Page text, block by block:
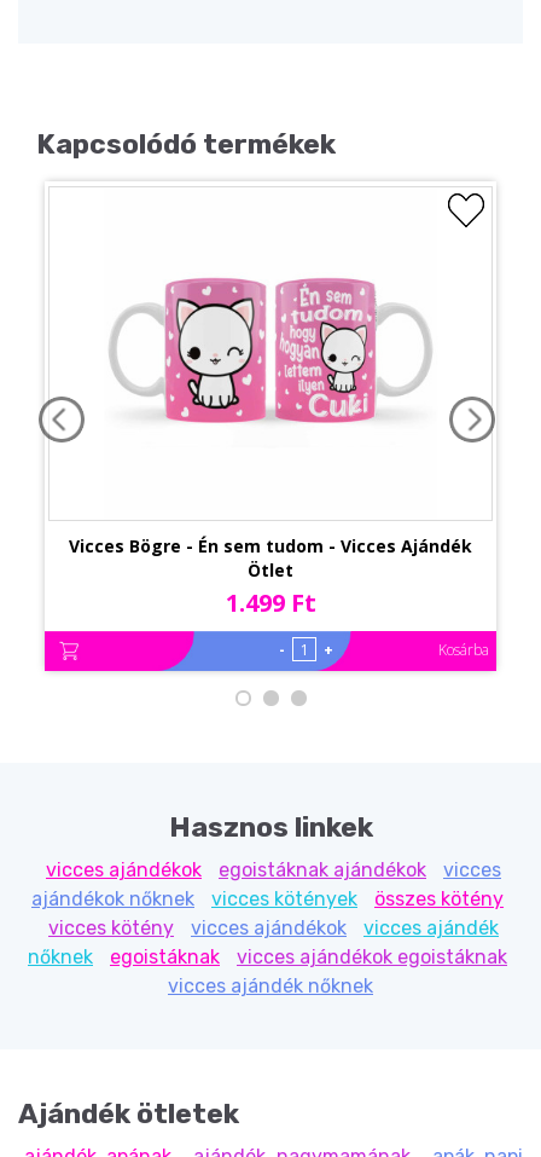
Kapcsolódó termékek
Vicces Bögre - Én sem tudom - Vicces Ajándék
Ötlet
1.499 Ft
- + Kosárba
Hasznos linkek
vicces ajándékok egoistáknak ajándékok
vicces
ajándékok nőknek
vicces kötények
összes kötény
vicces kötény
vicces ajándékok
vicces ajándék
nőknek
egoistáknak
vicces ajándékok egoistáknak
vicces ajándék nőknek
Ajándék ötletek